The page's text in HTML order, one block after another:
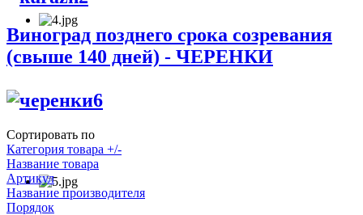
Виноград позднего срока созревания
(свыше 140 дней) - ЧЕРЕНКИ
Сортировать по
Категория товара +/-
Название товара
Артикул
Название производителя
Порядок